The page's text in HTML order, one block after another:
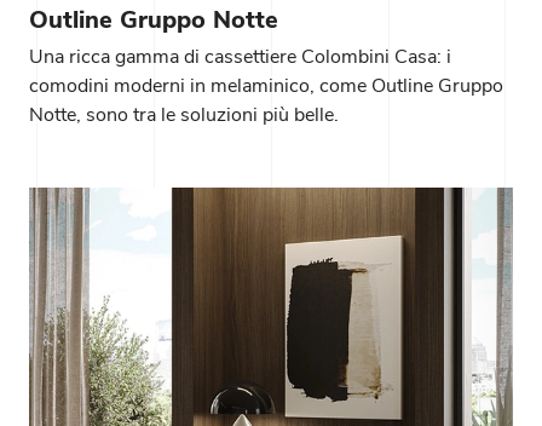
Outline Gruppo Notte
Una ricca gamma di cassettiere Colombini Casa: i
comodini moderni in melaminico, come Outline Gruppo
Notte, sono tra le soluzioni più belle.